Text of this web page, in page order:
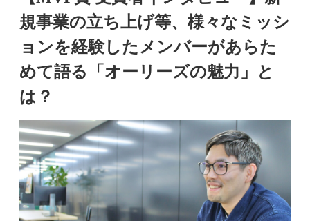
規事業の立ち上げ等、様々なミッシ
ョンを経験したメンバーがあらた
めて語る「オーリーズの魅力」と
は？